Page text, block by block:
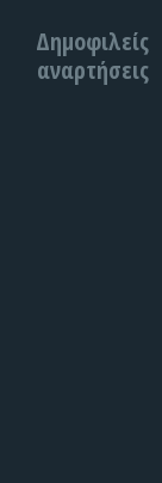
Δημοφιλείς
αναρτήσεις